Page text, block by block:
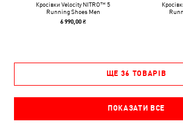
Кросівки Velocity NITRO™ 5
Running Shoes Men
6 990,00 ₴
ЩЕ 36 ТОВАРІВ
ПОКАЗАТИ ВСЕ